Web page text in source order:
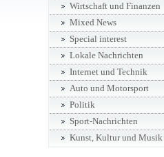
Wirtschaft und Finanzen
Mixed News
Special interest
Lokale Nachrichten
Internet und Technik
Auto und Motorsport
Politik
Sport-Nachrichten
Kunst, Kultur und Musik